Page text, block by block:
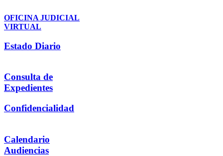
OFICINA JUDICIAL
VIRTUAL
Estado Diario
Consulta de
Expedientes
Confidencialidad
Calendario
Audiencias